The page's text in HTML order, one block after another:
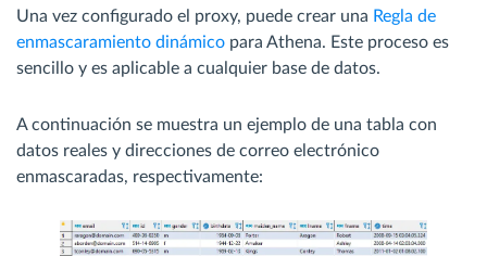
Una vez configurado el proxy, puede crear una Regla de
enmascaramiento dinámico para Athena. Este proceso es
sencillo y es aplicable a cualquier base de datos.
A continuación se muestra un ejemplo de una tabla con
datos reales y direcciones de correo electrónico
enmascaradas, respectivamente: